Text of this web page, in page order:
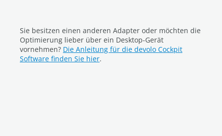
Sie besitzen einen anderen Adapter oder möchten die
Optimierung lieber über ein Desktop-Gerät
vornehmen? Die Anleitung für die devolo Cockpit
Software finden Sie hier.